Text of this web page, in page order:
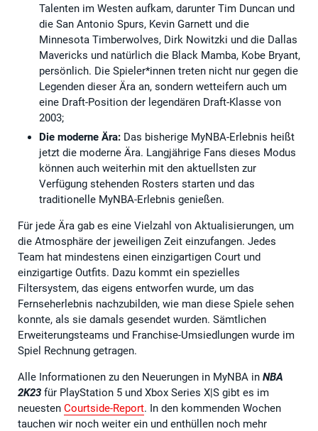
Talenten im Westen aufkam, darunter Tim Duncan und
die San Antonio Spurs, Kevin Garnett und die
Minnesota Timberwolves, Dirk Nowitzki und die Dallas
Mavericks und natürlich die Black Mamba, Kobe Bryant,
persönlich. Die Spieler*innen treten nicht nur gegen die
Legenden dieser Ära an, sondern wetteifern auch um
eine Draft-Position der legendären Draft-Klasse von
2003;
Die moderne Ära: Das bisherige MyNBA-Erlebnis heißt
jetzt die moderne Ära. Langjährige Fans dieses Modus
können auch weiterhin mit den aktuellsten zur
Verfügung stehenden Rosters starten und das
traditionelle MyNBA-Erlebnis genießen.
Für jede Ära gab es eine Vielzahl von Aktualisierungen, um
die Atmosphäre der jeweiligen Zeit einzufangen. Jedes
Team hat mindestens einen einzigartigen Court und
einzigartige Outfits. Dazu kommt ein spezielles
Filtersystem, das eigens entworfen wurde, um das
Fernseherlebnis nachzubilden, wie man diese Spiele sehen
konnte, als sie damals gesendet wurden. Sämtlichen
Erweiterungsteams und Franchise-Umsiedlungen wurde im
Spiel Rechnung getragen.
Alle Informationen zu den Neuerungen in MyNBA in NBA
2K23 für PlayStation 5 und Xbox Series X|S gibt es im
neuesten Courtside-Report. In den kommenden Wochen
tauchen wir noch weiter ein und enthüllen noch mehr